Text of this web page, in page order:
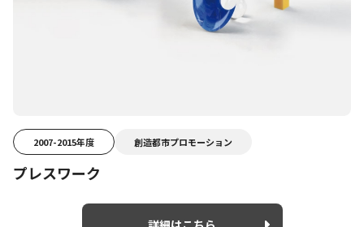
2007-2015年度 創造都市プロモーション
プレスワーク